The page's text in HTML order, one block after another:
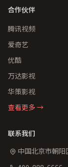
合作伙伴
腾讯视频
爱奇艺
优酷
万达影视
华策影视
查看更多 →
联系我们
中国北京市朝阳